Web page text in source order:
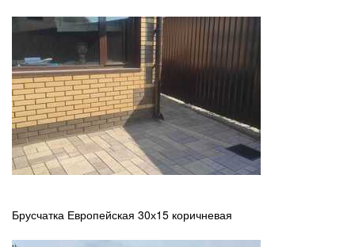
Брусчатка Европейская 30х15 коричневая